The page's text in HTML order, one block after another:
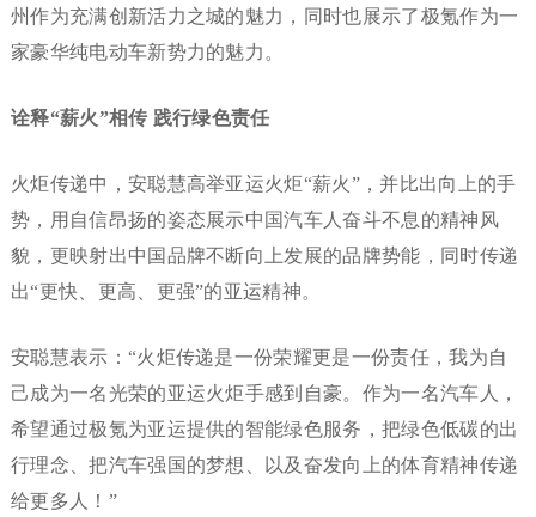
州作为充满创新活力之城的魅力，同时也展示了极氪作为一
家豪华纯电动车新势力的魅力。
诠释“薪火”相传 践行绿色责任
火炬传递中，安聪慧高举亚运火炬“薪火”，并比出向上的手
势，用自信昂扬的姿态展示中国汽车人奋斗不息的精神风
貌，更映射出中国品牌不断向上发展的品牌势能，同时传递
出“更快、更高、更强”的亚运精神。
安聪慧表示：“火炬传递是一份荣耀更是一份责任，我为自
己成为一名光荣的亚运火炬手感到自豪。作为一名汽车人，
希望通过极氪为亚运提供的智能绿色服务，把绿色低碳的出
行理念、把汽车强国的梦想、以及奋发向上的体育精神传递
给更多人！”